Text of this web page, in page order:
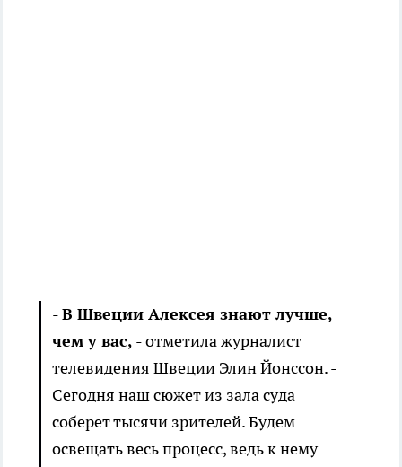
-В Швеции Алексея знают лучше,
чем у вас, - отметила журналист
телевидения Швеции Элин Йонссон. -
Сегодня наш сюжет из зала суда
соберет тысячи зрителей. Будем
освещать весь процесс, ведь к нему